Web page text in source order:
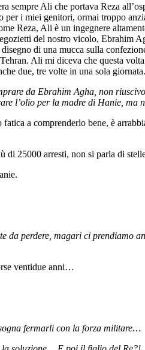
Ali che portava Reza
i miei genitori, ormai troppo
Reza, Ali è un ingegnere
del nostro vicolo, Ebrahim
di una mucca sulla
Ali mi diceva che questa
due, tre volte in una sola giornata.
da Ebrahim Agha, non
l’olio per la madre di Hanie, ma
a comprenderlo bene, è
25000 arresti, non si parla di
perdere, magari ci prendiamo
ventidue anni…
fermarli con la forza militare…